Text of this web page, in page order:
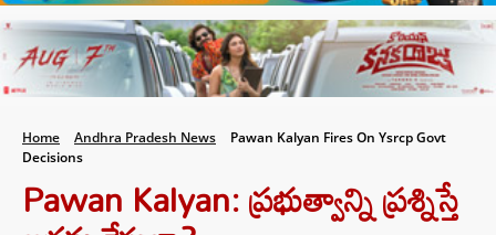
Home Andhra Pradesh News
Pawan Kalyan Fires On Ysrcp Govt
Decisions
Pawan Kalyan: ప్రభుత్వాన్ని ప్రశ్నిస్తే